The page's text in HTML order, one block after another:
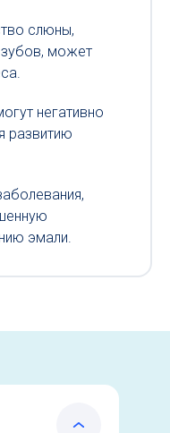
слюны,
зубов, может
негативно
развитию
эмали.